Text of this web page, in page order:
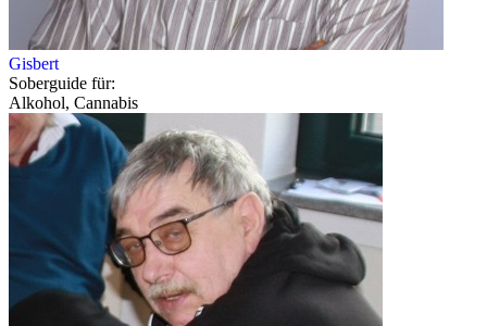
Gisbert
Soberguide für:
Alkohol, Cannabis